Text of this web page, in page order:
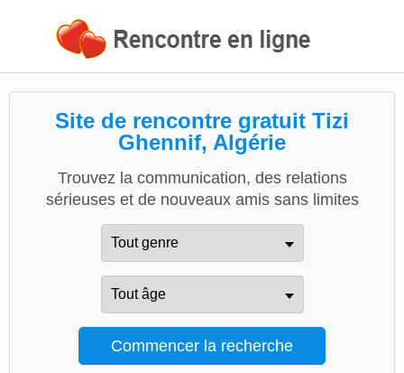
Site de rencontre gratuit Tizi
Ghennif, Algérie
Trouvez la communication, des relations
sérieuses et de nouveaux amis sans limites